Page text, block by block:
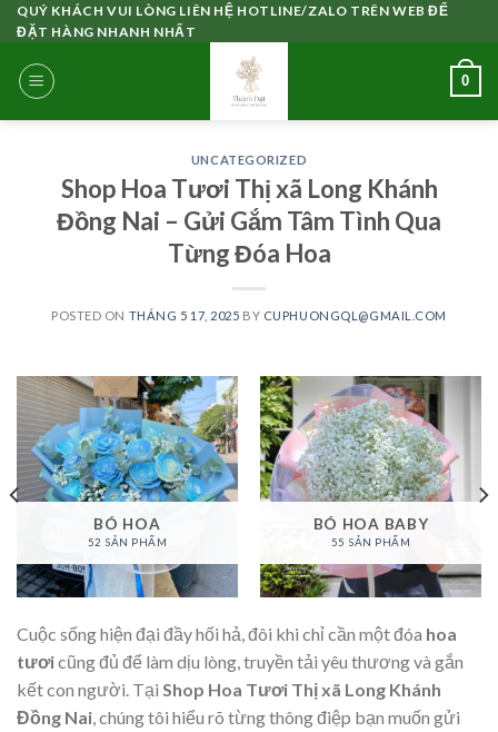
Skip
to
content
QUÝ KHÁCH VUI LÒNG LIÊN HỆ HOTLINE/ZALO TRÊN WEB ĐỂ
ĐẶT HÀNG NHANH NHẤT
0
UNCATEGORIZED
Shop Hoa Tươi Thị xã Long Khánh
Đồng Nai – Gửi Gắm Tâm Tình Qua
Từng Đóa Hoa
POSTED ON THÁNG 5 17, 2025 BY CUPHUONGQL@GMAIL.COM
BÓ HOA
52 SẢN PHẨM
BÓ HOA BABY
55 SẢN PHẨM
Cuộc sống hiện đại đầy hối hả, đôi khi chỉ cần một đóa hoa
tươicũng đủ để làm dịu lòng, truyền tải yêu thương và gắn
kết con người. Tại Shop Hoa Tươi Thị xã Long Khánh
Đồng Nai , chúng tôi hiểu rõ từng thông điệp bạn muốn gửi